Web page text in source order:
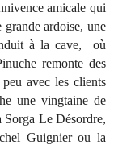
amicale qui
ardoise, une
à la cave, où
remonte des
avec les clients
une vingtaine de
Sorga Le Désordre,
Guignier ou la